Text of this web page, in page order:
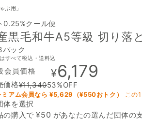
ぶ用」
0.25%クール便
黒毛和牛A5等級 切り落
ック
すべて税込・送料込
会員価格 ¥6,179
価格¥11,34053%OFF
ミアム会員なら ¥5,629 （¥550おトク） この
体を選択
の購入で¥50 があなたの選んだ団体の
体